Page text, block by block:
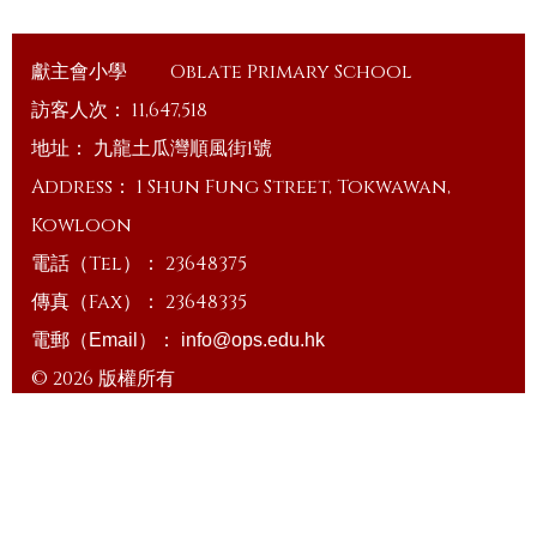
獻主會小學
Oblate Primary School
訪客人次： 11,647,518
地址： 九龍土瓜灣順風街1號
Address： 1 Shun Fung Street, Tokwawan,
Kowloon
電話（Tel）： 23648375
傳真（Fax）： 23648335
電郵（Email）： info@ops.edu.hk
© 2026 版權所有